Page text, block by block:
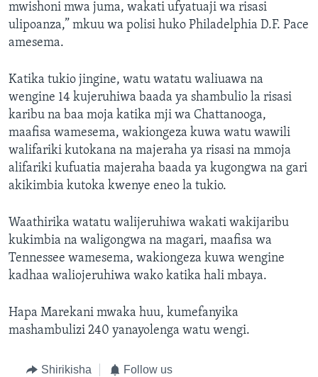
mwishoni mwa juma, wakati ufyatuaji wa risasi
ulipoanza,” mkuu wa polisi huko Philadelphia D.F. Pace
amesema.
Katika tukio jingine, watu watatu waliuawa na
wengine 14 kujeruhiwa baada ya shambulio la risasi
karibu na baa moja katika mji wa Chattanooga,
maafisa wamesema, wakiongeza kuwa watu wawili
walifariki kutokana na majeraha ya risasi na mmoja
alifariki kufuatia majeraha baada ya kugongwa na gari
akikimbia kutoka kwenye eneo la tukio.
Waathirika watatu walijeruhiwa wakati wakijaribu
kukimbia na waligongwa na magari, maafisa wa
Tennessee wamesema, wakiongeza kuwa wengine
kadhaa waliojeruhiwa wako katika hali mbaya.
Hapa Marekani mwaka huu, kumefanyika
mashambulizi 240 yanayolenga watu wengi.
Shirikisha Follow us